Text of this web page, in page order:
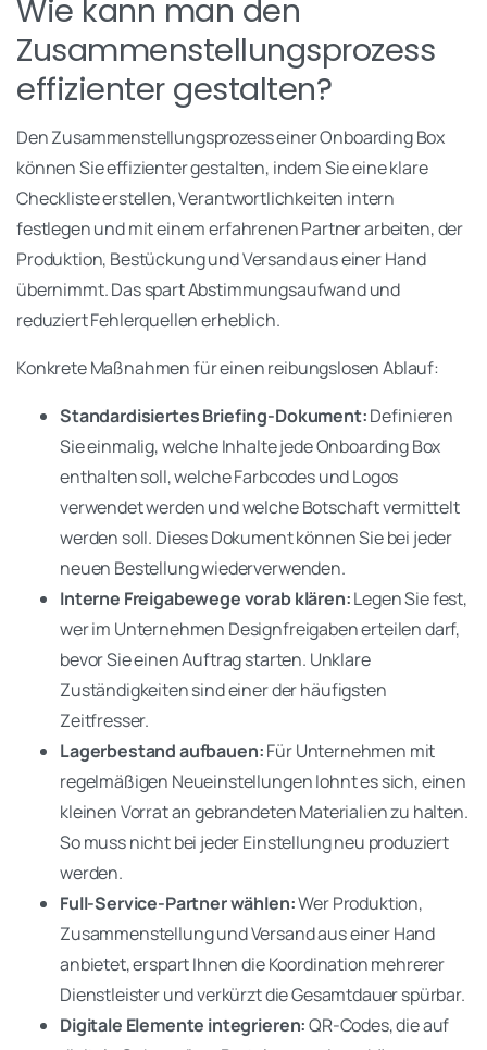
Wie kann man den
Zusammenstellungsprozess
effizienter gestalten?
Den Zusammenstellungsprozess einer Onboarding Box
können Sie effizienter gestalten, indem Sie eine klare
Checkliste erstellen, Verantwortlichkeiten intern
festlegen und mit einem erfahrenen Partner arbeiten, der
Produktion, Bestückung und Versand aus einer Hand
übernimmt. Das spart Abstimmungsaufwand und
reduziert Fehlerquellen erheblich.
Konkrete Maßnahmen für einen reibungslosen Ablauf:
Standardisiertes Briefing-Dokument:Definieren
Sie einmalig, welche Inhalte jede Onboarding Box
enthalten soll, welche Farbcodes und Logos
verwendet werden und welche Botschaft vermittelt
werden soll. Dieses Dokument können Sie bei jeder
neuen Bestellung wiederverwenden.
Interne Freigabewege vorab klären:Legen Sie fest,
wer im Unternehmen Designfreigaben erteilen darf,
bevor Sie einen Auftrag starten. Unklare
Zuständigkeiten sind einer der häufigsten
Zeitfresser.
Lagerbestand aufbauen:Für Unternehmen mit
regelmäßigen Neueinstellungen lohnt es sich, einen
kleinen Vorrat an gebrandeten Materialien zu halten.
So muss nicht bei jeder Einstellung neu produziert
werden.
Full-Service-Partner wählen:Wer Produktion,
Zusammenstellung und Versand aus einer Hand
anbietet, erspart Ihnen die Koordination mehrerer
Dienstleister und verkürzt die Gesamtdauer spürbar.
Digitale Elemente integrieren:QR-Codes, die auf